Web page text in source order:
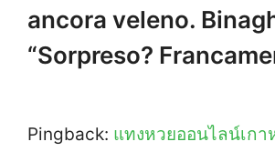
ancora veleno.
“Sorpreso?
Pingback: แทงหวยออนไลน์เกา